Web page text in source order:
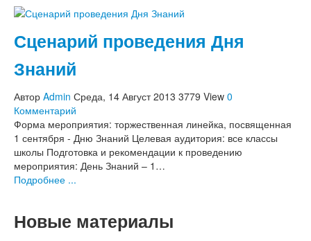
Новый год, Рождество
23 Февраля
8 Марта
9 Мая - День Победы
Спортивные праздники
Выпускной в начальной школе
Другие праздники
Конспекты уроков в начальной школе
ИЗО, труд
Литература, чтение
Математика
Окружающий мир, экология
Работа с родителями
Сценарий проведения Дня
Знаний
Автор Admin Среда, 14 Август 2013 3779 View 0
Комментарий
Форма мероприятия: торжественная линейка, посвященная
1 сентября - Дню Знаний Целевая аудитория: все классы
школы Подготовка и рекомендации к проведению
мероприятия: День Знаний – 1…
Подробнее ...
Новые материалы